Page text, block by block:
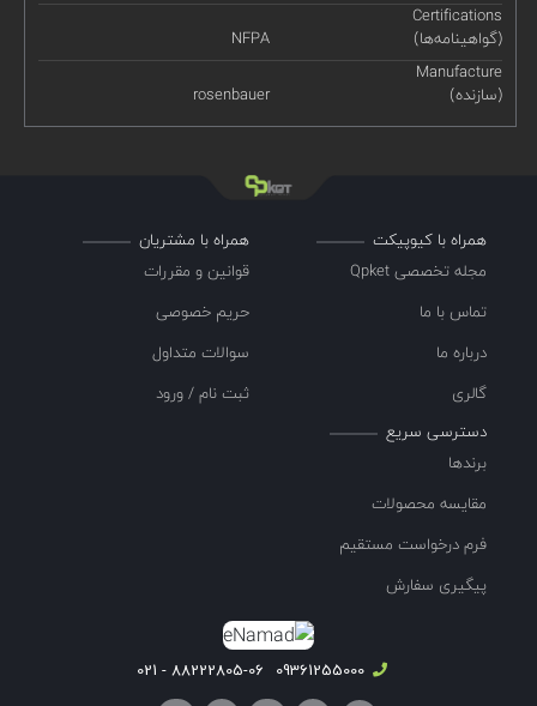
Certifications
(گواهینامه‌ها)
NFPA
Manufacture
(سازنده)
rosenbauer
همراه با کیوپیکت
مجله تخصصی Qpket
تماس با ما
درباره ما
گالری
همراه با مشتریان
قوانین و مقررات
حریم خصوصی
سوالات متداول
ثبت نام / ورود
دسترسی سریع
برندها
مقایسه محصولات
فرم درخواست مستقیم
پیگیری سفارش
09361255000
88222805-06 - 021